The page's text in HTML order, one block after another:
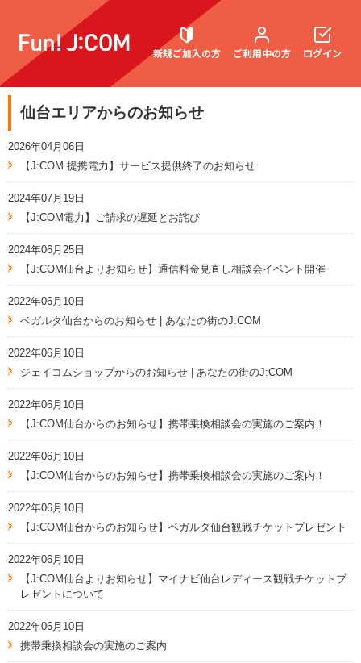
新規ご加入の方 ご利用中の方
お困りごと解決・よくあるご質問
ログイン
仙台エリアからのお知らせ
2026年04月06日
【J:COM 提携電力】サービス提供終了のお知らせ
2024年07月19日
【J:COM電力】ご請求の遅延とお詫び
2024年06月25日
【J:COM仙台よりお知らせ】通信料金見直し相談会イベント開催
2022年06月10日
ベガルタ仙台からのお知らせ | あなたの街のJ:COM
2022年06月10日
ジェイコムショップからのお知らせ | あなたの街のJ:COM
2022年06月10日
【J:COM仙台からのお知らせ】携帯乗換相談会の実施のご案内！
2022年06月10日
【J:COM仙台からのお知らせ】携帯乗換相談会の実施のご案内！
2022年06月10日
【J:COM仙台からのお知らせ】ベガルタ仙台観戦チケットプレゼント
2022年06月10日
【J:COM仙台よりお知らせ】マイナビ仙台レディース観戦チケットプ
レゼントについて
2022年06月10日
携帯乗換相談会の実施のご案内